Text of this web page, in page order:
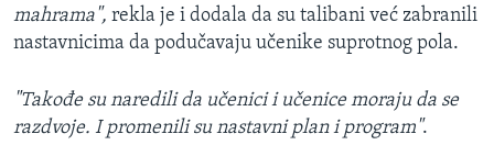
mahrama", rekla je i dodala da su talibani već zabranili
nastavnicima da podučavaju učenike suprotnog pola.
"Takođe su naredili da učenici i učenice moraju da se
razdvoje. I promenili su nastavni plan i program".